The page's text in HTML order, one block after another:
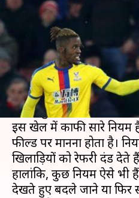
Neeraj Pandey Mar 07, 2019
क्या है खबर?
फुटबॉल दुनिया का सबसे
जाने वाला खेल है। इस खेल में
काफी कुछ लगा होता है।
इस खेल में काफी सारे नियम
फील्ड पर मानना होता है।
खिलाड़ियों को रेफरी दंड देते
हालांकि, कुछ नियम ऐसे
देखते हुए बदले जाने या फिर